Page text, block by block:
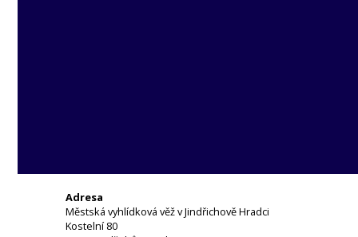
Adresa
Městská vyhlídková věž v Jindřichově Hradci
Kostelní 80